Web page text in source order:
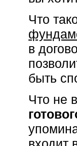
Что
в
быть
Что не